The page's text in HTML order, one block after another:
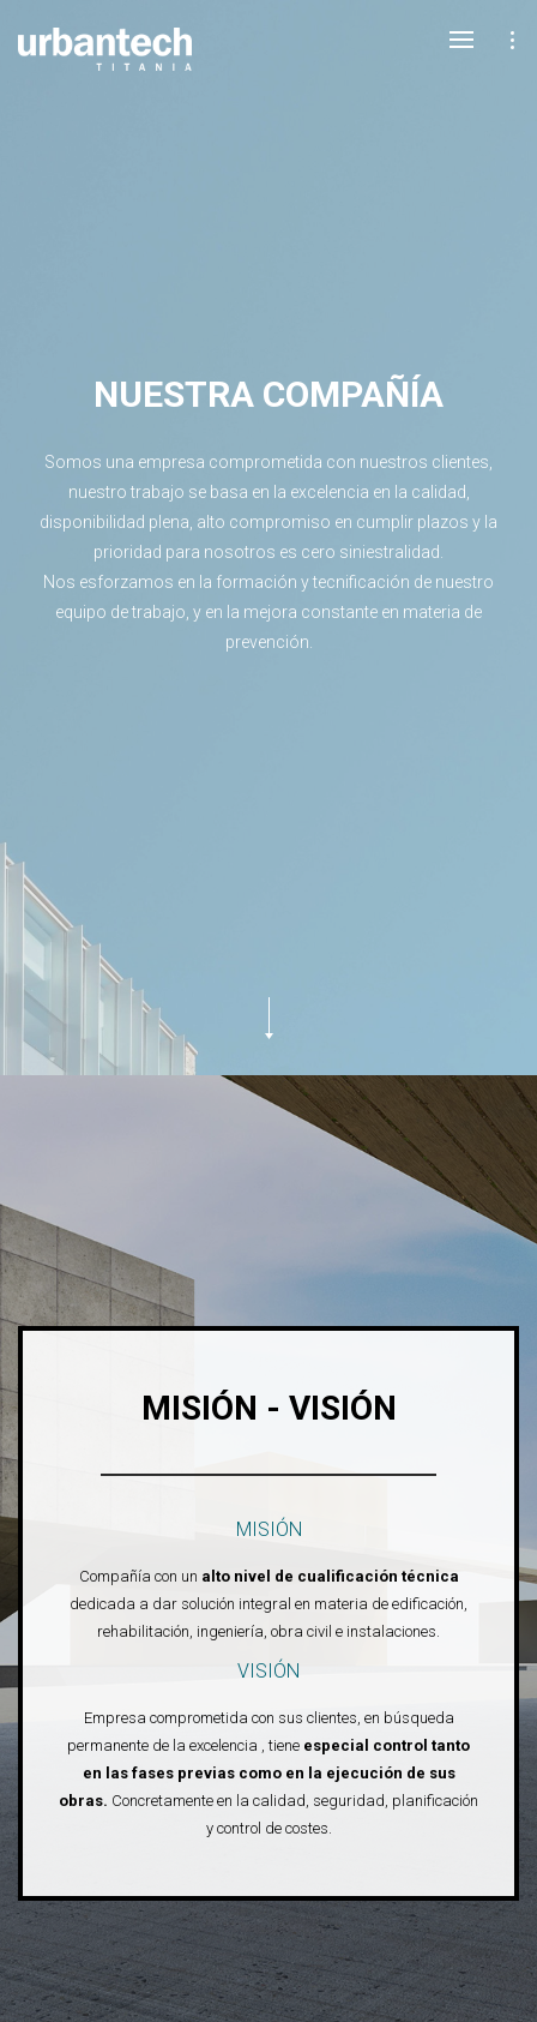
NUESTRA COMPAÑÍA
Somos una empresa comprometida con nuestros clientes,
nuestro trabajo se basa en la excelencia en la calidad,
disponibilidad plena, alto compromiso en cumplir plazos y la
prioridad para nosotros es cero siniestralidad.
Nos esforzamos en la formación y tecnificación de nuestro
equipo de trabajo, y en la mejora constante en materia de
prevención.
MISIÓN - VISIÓN
MISIÓN
Compañía con un alto nivel de cualificación técnica
dedicada a dar solución integral en materia de edificación,
rehabilitación, ingeniería, obra civil e instalaciones.
VISIÓN
Empresa comprometida con sus clientes, en búsqueda
permanente de la excelencia , tiene especial control tanto
en las fases previas como en la ejecución de sus
obras. Concretamente en la calidad, seguridad, planificación
y control de costes.